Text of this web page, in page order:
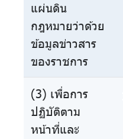
แผ่นดิน
กฎหมายว่าด้วย
ข้อมูลข่าวสาร
ของราชการ
(3) เพื่อการ
ปฏิบัติตาม
หน้าที่และ